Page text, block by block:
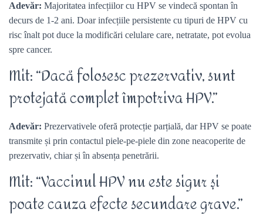
Adevăr: Majoritatea infecțiilor cu HPV se vindecă spontan în
decurs de 1-2 ani. Doar infecțiile persistente cu tipuri de HPV cu
risc înalt pot duce la modificări celulare care, netratate, pot evolua
spre cancer.
Mit: “Dacă folosesc prezervativ, sunt
protejată complet împotriva HPV.”
Adevăr: Prezervativele oferă protecție parțială, dar HPV se poate
transmite și prin contactul piele-pe-piele din zone neacoperite de
prezervativ, chiar și în absența penetrării.
Mit: “Vaccinul HPV nu este sigur și
poate cauza efecte secundare grave.”